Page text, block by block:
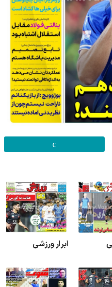
ابرار ورزشی